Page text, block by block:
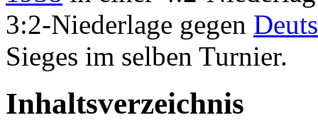
3:2-Niederlage gegen
Sieges im selben Turnier.
Inhaltsverzeichnis